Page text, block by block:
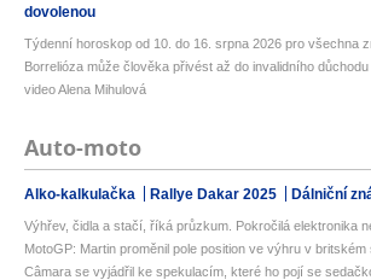
dovolenou
Týdenní horoskop od 10. do 16. srpna 2026 pro všechna
Borrelióza může člověka přivést až do invalidního důchodu
video Alena Mihulová
Auto-moto
Alko-kalkulačka Rallye Dakar 2025 Dálniční
Výhřev, čidla a stačí, říká průzkum. Pokročilá elektronika
MotoGP: Martin proměnil pole position ve výhru v britském
Câmara se vyjádřil ke spekulacím, které ho pojí se